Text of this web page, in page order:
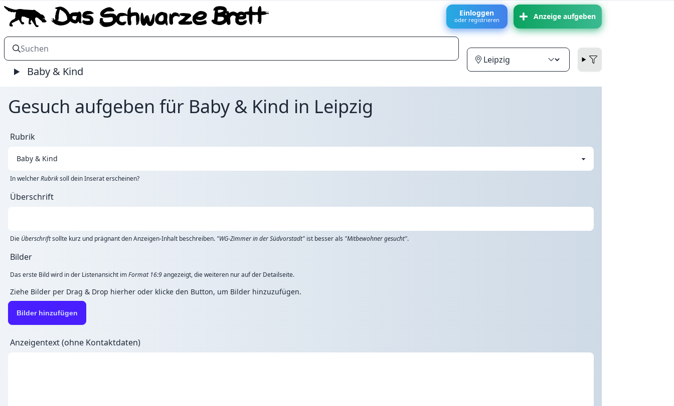
Einloggen
oder registrieren Anzeige aufgeben
Baby & Kind
Gesuch aufgeben für Baby & Kind in Leipzig
Rubrik
In welcherRubriksoll dein Inserat erscheinen?
Überschrift
Die Überschriftsollte kurz und prägnant den Anzeigen-Inhalt beschreiben. "WG-Zimmer in der Südvorstadt" ist besser als "Mitbewohner gesucht".
Bilder
Das erste Bild wird in der Listenansicht imFormat 16:9angezeigt, die weiteren nur auf der Detailseite.
Ziehe Bilder per Drag & Drop hierher oder klicke den Button, um Bilder hinzuzufügen.
Bilder hinzufügen
Anzeigentext (ohne Kontaktdaten)